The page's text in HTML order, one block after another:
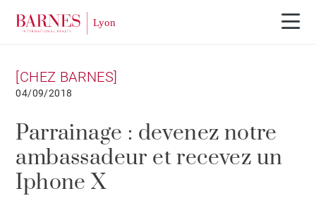
[CHEZ BARNES]
04/09/2018
Parrainage : devenez notre
ambassadeur et recevez un
Iphone X